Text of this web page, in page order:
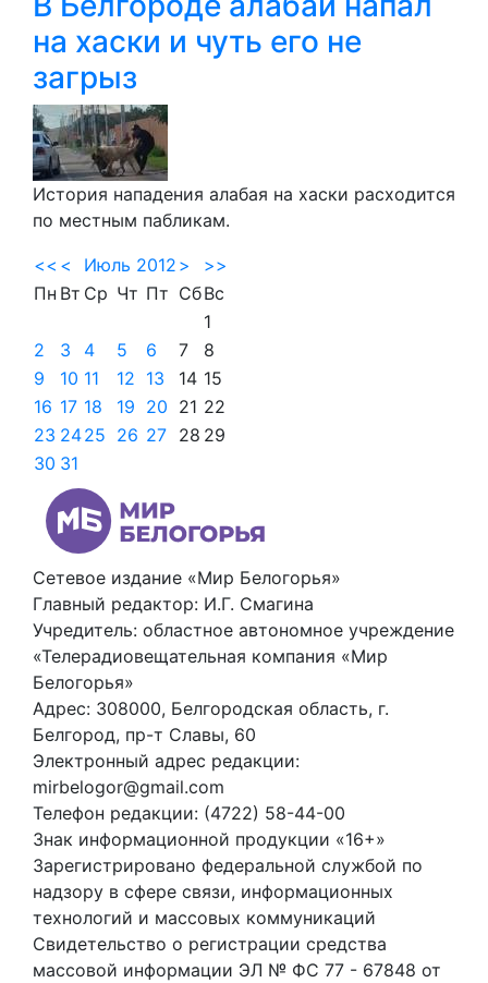
на хаски и чуть его не
загрыз
История нападения алабая на хаски расходится
по местным пабликам.
<< < Июль 2012 >
>>
Пн Вт Ср Чт Пт СбВс
1
2
3 4 5 6 7
8
9
10 11 12 13 14 15
16 17 18 19 20 21 22
23 2425 26 27 28 29
30 31
Сетевое издание «Мир Белогорья»
Главный редактор: И.Г. Смагина
Учредитель: областное автономное учреждение
«Телерадиовещательная компания «Мир
Белогорья»
Адрес: 308000, Белгородская область, г.
Белгород, пр-т Славы, 60
Электронный адрес редакции:
mirbelogor@gmail.com
Телефон редакции: (4722) 58-44-00
Знак информационной продукции «16+»
Зарегистрировано федеральной службой по
надзору в сфере связи, информационных
технологий и массовых коммуникаций
Свидетельство о регистрации средства
массовой информации ЭЛ № ФС 77 - 67848 от